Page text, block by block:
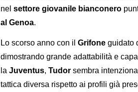
nel settore giovanile bianconero
al Genoa.
Lo scorso anno con il Grifone guidato
dimostrando grande adattabilità e
la Juventus, Tudor sembra
tattica diversa rispetto ai profili già